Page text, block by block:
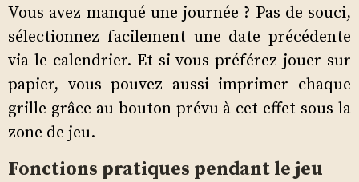
Vous avez manqué une journée ? Pas de souci,
sélectionnez facilement une date précédente
via le calendrier. Et si vous préférez jouer sur
papier, vous pouvez aussi imprimer chaque
grille grâce au bouton prévu à cet effet sous la
zone de jeu.
Fonctions pratiques pendant le jeu